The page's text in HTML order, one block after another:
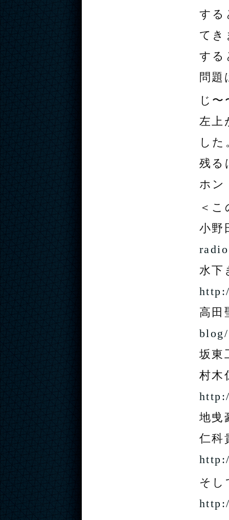
する
てき
する
問題
じ
左上
した
残る
ホン
＜
小野
水下
高田
blog/
坂東
村木
地曵
仁科
そし